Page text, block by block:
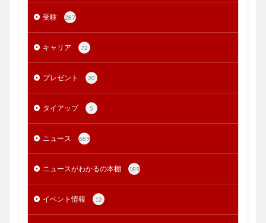
受験 287
キャリア 72
プレゼント 20
タイアップ 5
ニュース 689
ニュースがわかるの本棚 189
イベント情報 12